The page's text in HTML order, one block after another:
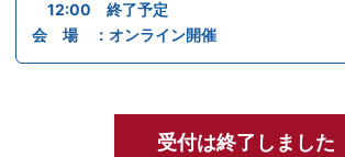
12:00 終了予定
会 場 ：オンライン開催
受付は終了しました